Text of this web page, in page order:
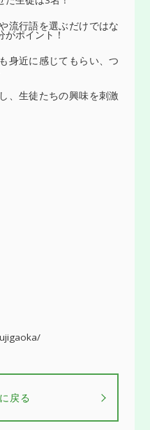
流行語を選ぶだけではな
がポイント！
身近に感じてもらい、つ
、生徒たちの興味を刺激
戻る